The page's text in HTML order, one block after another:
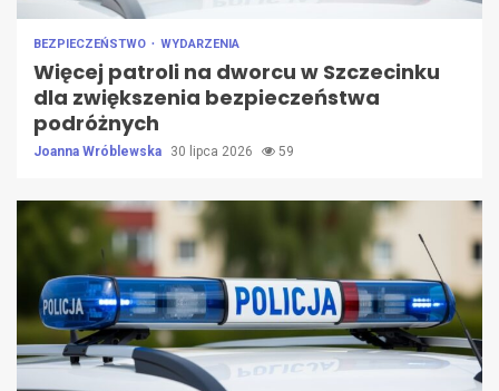
BEZPIECZEŃSTWO WYDARZENIA
Więcej patroli na dworcu w Szczecinku
dla zwiększenia bezpieczeństwa
podróżnych
Joanna Wróblewska 30 lipca 2026 59